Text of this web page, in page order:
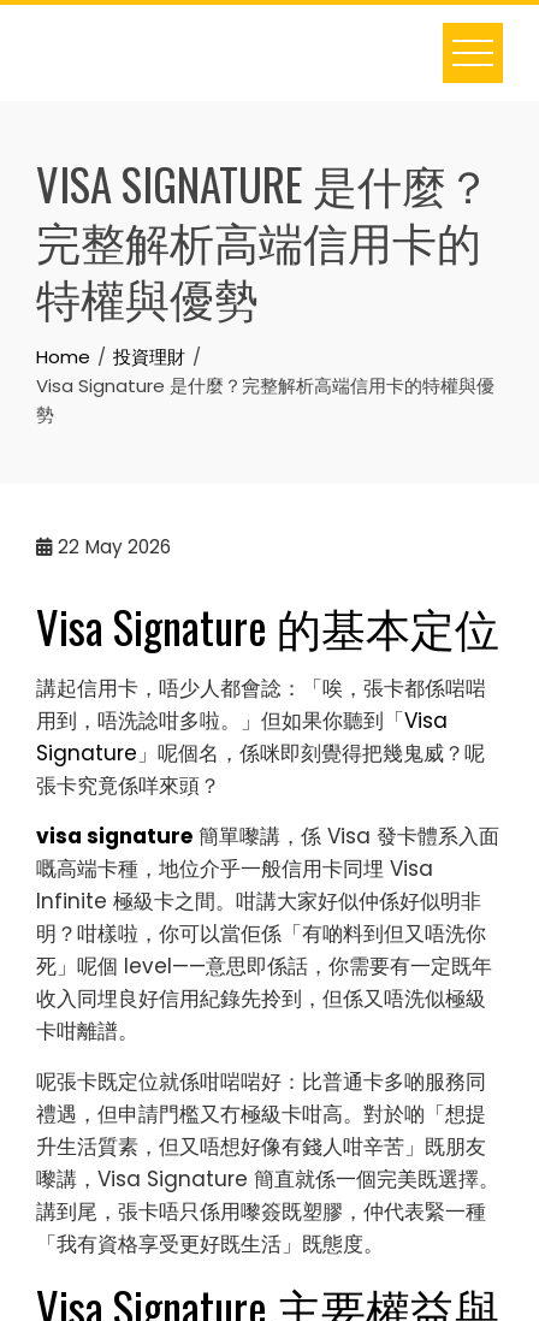
Skip
VISA SIGNATURE 是什麼？
完整解析高端信用卡的
特權與優勢
Home
投資理財
Visa Signature 是什麼？完整解析高端信用卡的特權與優
勢
22 May 2026
Visa Signature 的基本定位
講起信用卡，唔少人都會諗：「唉，張卡都係啱啱
用到，唔洗諗咁多啦。」但如果你聽到「Visa
Signature 」呢個名，係咪即刻覺得把幾鬼威？呢
張卡究竟係咩來頭？
visa signature 簡單嚟講，係 Visa 發卡體系入面
嘅高端卡種，地位介乎一般信用卡同埋 Visa
Infinite 極級卡之間。咁講大家好似仲係好似明非
明？咁樣啦，你可以當佢係「有啲料到但又唔洗你
死」呢個 level——意思即係話，你需要有一定既年
收入同埋良好信用紀錄先拎到，但係又唔洗似極級
卡咁離譜。
呢張卡既定位就係咁啱啱好：比普通卡多啲服務同
禮遇，但申請門檻又冇極級卡咁高。對於啲「想提
升生活質素，但又唔想好像有錢人咁辛苦」既朋友
嚟講，Visa Signature 簡直就係一個完美既選擇。
講到尾，張卡唔只係用嚟簽既塑膠，仲代表緊一種
「我有資格享受更好既生活」既態度。
Visa Signature 主要權益與